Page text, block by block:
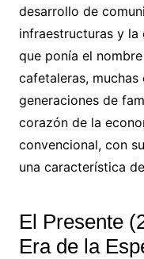
desarrollo de
infraestructuras y
que ponía el
cafetaleras,
generaciones de
corazón de la
convencional, con
una característica
El Presente
Era de la